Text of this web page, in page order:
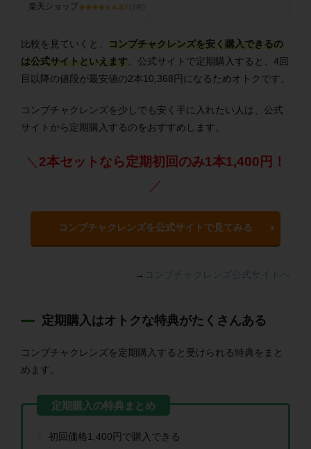
楽天ショップ
比較を見ていくと、
コンブチャクレンズを安く購入できるの
は公式サイトといえます 。公式サイトで定期購入すると、4回
目以降の値段が最安値の2本10,368円になるためオトクです。
コンブチャクレンズを少しでも安く手に入れたい人は、公式
サイトから定期購入するのをおすすめします。
＼ 2本セットなら定期初回のみ1本1,400円！
／
コンブチャクレンズを公式サイトで見てみる
→ コンブチャクレンズ公式サイトへ
定期購入はオトクな特典がたくさんある
コンブチャクレンズを定期購入すると受けられる特典をまと
めます。
初回価格1,400円で購入できる